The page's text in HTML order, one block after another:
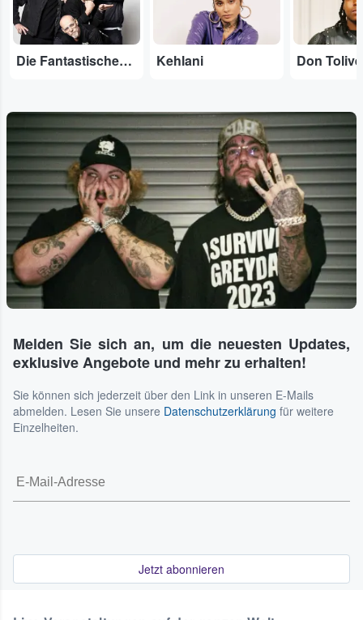
Die Fantastischen Vier Kehlani Don
Melden Sie sich an, um die neuesten Updates,
exklusive Angebote und mehr zu erhalten!
Sie können sich jederzeit über den Link in unseren E-Mails
abmelden. Lesen Sie unsere Datenschutzerklärung für weitere
Einzelheiten.
Jetzt abonnieren